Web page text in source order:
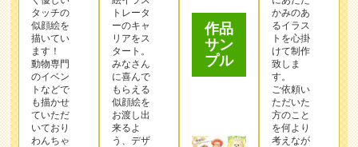
タッチの
似顔絵を
描いてい
ます！
動物専門
のイベン
トなどで
も描かせ
ていただ
いており
わんちゃ
トレータ
ーのキャ
リアをス
タート。
みなさん
に喜んで
もらえる
似顔絵を
お渡し出
来るよ
う、デザ
作品
サン
プル
かみのあ
るイラス
トを心掛
けて制作
致しま
す。
ご依頼い
ただいた
方のこと
を何より
考えなが